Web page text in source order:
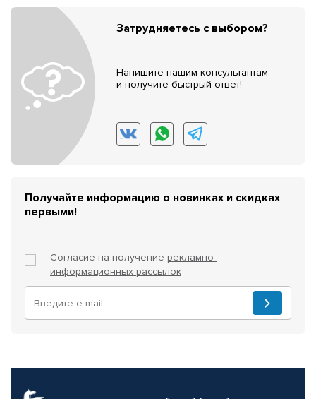
Затрудняетесь с выбором?
Напишите нашим консультантам
и получите быстрый ответ!
Получайте информацию о новинках и скидках
первыми!
Согласие на получение рекламно-
информационных рассылок